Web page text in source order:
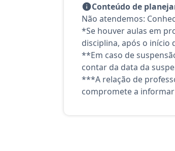
Conteúdo de
Não atendemos:
*Se houver aulas em
disciplina, após o início
**Em caso de
contar da data da
***A relação de
compromete a